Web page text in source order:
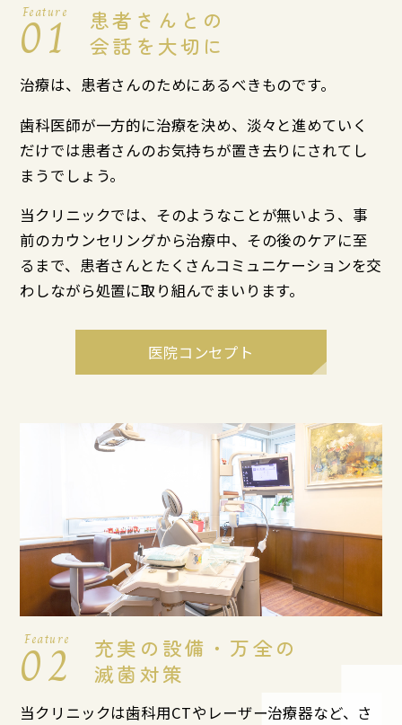
Feature
01
患者さんとの
会話を大切に
治療は、患者さんのためにあるべきものです。
歯科医師が一方的に治療を決め、淡々と進めていく
だけでは患者さんのお気持ちが置き去りにされてし
まうでしょう。
当クリニックでは、そのようなことが無いよう、事
前のカウンセリングから治療中、その後のケアに至
るまで、患者さんとたくさんコミュニケーションを交
わしながら処置に取り組んでまいります。
医院コンセプト
Feature
02
充実の設備・万全の
滅菌対策
当クリニックは歯科用CTやレーザー治療器など、さ